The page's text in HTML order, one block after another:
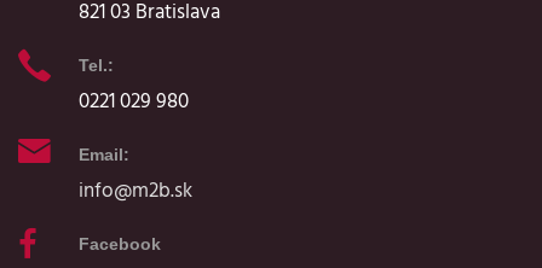
821 03 Bratislava
Tel.:
0221 029 980
Email:
info@m2b.sk
Facebook